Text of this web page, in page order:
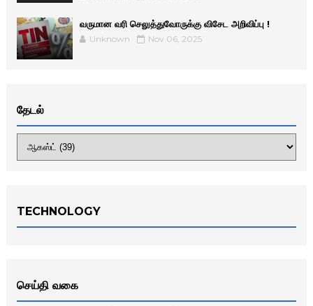
வருமான வரி செலுத்துவோருக்கு விசேட அறிவிப்பு !
Unknown Nov 06, 2025
தேடல்
TECHNOLOGY
செய்தி வகை